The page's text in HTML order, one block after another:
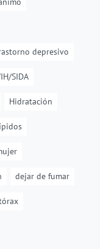
depresivo
SIDA
Hidratación
dejar de fumar